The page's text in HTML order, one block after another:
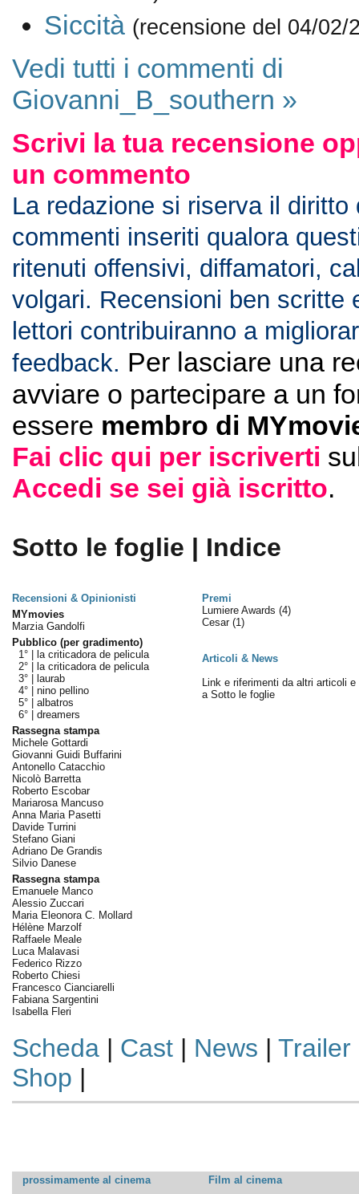
Siccità (recensione del 04/02/
Vedi tutti i commenti di
Giovanni_B_southern »
Scrivi la tua recensione
un commento
La redazione si riserva il diritto
commenti inseriti qualora
ritenuti offensivi, diffamatori,
volgari. Recensioni ben scritte
lettori contribuiranno a
feedback. Per lasciare una
avviare o partecipare a un
essere membro di
Fai clic qui per iscriverti
Accedi se sei già iscritto.
Sotto le foglie | Indice
Recensioni & Opinionisti
Premi
MYmovies
Marzia Gandolfi
Pubblico (per gradimento)
1° |
la criticadora de pelicula
2° |
la criticadora de pelicula
3° |
laurab
4° | nino pellino
5° | albatros
6° | dreamers
Rassegna stampa
Michele Gottardi
Giovanni Guidi Buffarini
Antonello Catacchio
Nicolò Barretta
Roberto Escobar
Mariarosa Mancuso
Anna Maria Pasetti
Davide Turrini
Stefano Giani
Adriano De Grandis
Silvio Danese
Rassegna stampa
Emanuele Manco
Alessio Zuccari
Maria Eleonora C. Mollard
Hélène Marzolf
Raffaele Meale
Luca Malavasi
Federico Rizzo
Roberto Chiesi
Francesco Cianciarelli
Fabiana Sargentini
Isabella Fleri
Lumiere Awards (4)
Cesar (1)
Articoli & News
Link e riferimenti da altri articoli e
a Sotto le foglie
Scheda| Cast| News | Trailer
Shop |
prossimamente al cinema
Film al cinema